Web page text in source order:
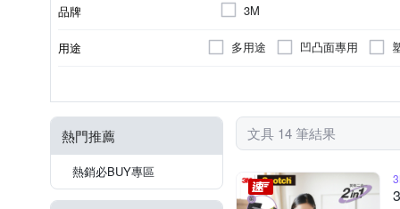
品牌 3M
用途 多用途 凹凸面專用
熱門推薦
熱銷必BUY專區
文具 14 筆結果